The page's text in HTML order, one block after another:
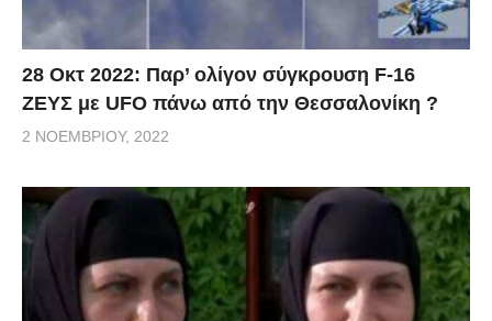
28 Οκτ 2022: Παρ’ ολίγον σύγκρουση F-16
ΖΕΥΣ με UFO πάνω από την Θεσσαλονίκη ?
2 ΝΟΕΜΒΡΊΟΥ, 2022